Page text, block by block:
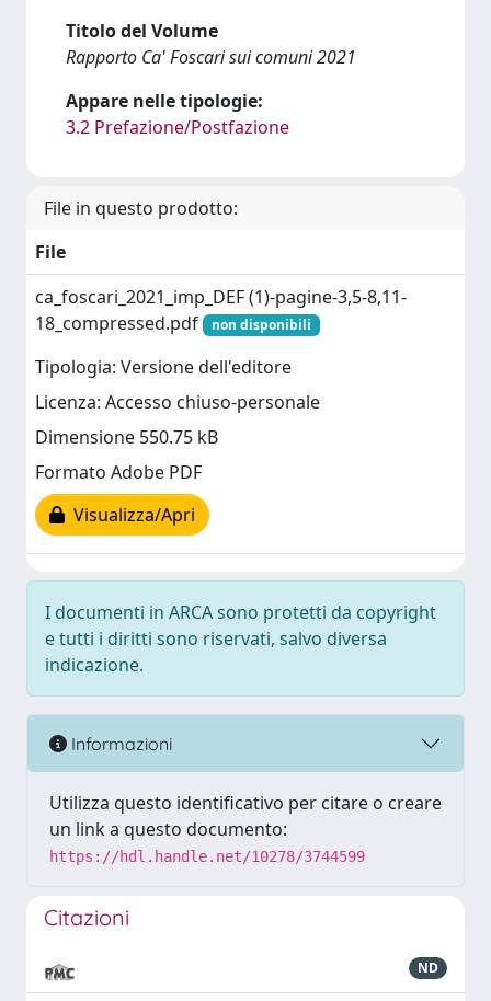
Titolo del Volume
Rapporto Ca' Foscari sui comuni 2021
Appare nelle tipologie:
3.2 Prefazione/Postfazione
File in questo prodotto:
File
ca_foscari_2021_imp_DEF (1)-pagine-3,5-8,11-
18_compressed.pdf
non disponibili
Tipologia: Versione dell'editore
Licenza: Accesso chiuso-personale
Dimensione 550.75 kB
Formato Adobe PDF
Visualizza/Apri
I documenti in ARCA sono protetti da copyright
e tutti i diritti sono riservati, salvo diversa
indicazione.
Informazioni
Utilizza questo identificativo per citare o creare
un link a questo documento:
https://hdl.handle.net/10278/3744599
Citazioni
ND